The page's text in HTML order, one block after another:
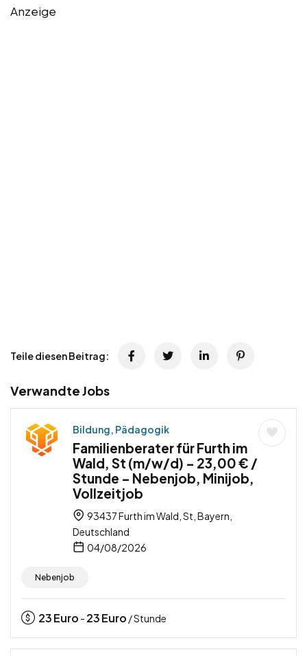
Anzeige
Teile diesen Beitrag:
Verwandte Jobs
Bildung, Pädagogik
Familienberater für Furth im
Wald, St (m/w/d) – 23,00 € /
Stunde – Nebenjob, Minijob,
Vollzeitjob
93437 Furth im Wald, St, Bayern,
Deutschland
04/08/2026
Nebenjob
23Euro - 23Euro / Stunde